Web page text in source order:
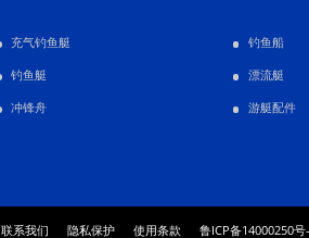
充气钓鱼艇
钓鱼艇
冲锋舟
钓鱼船
漂流艇
游艇配件
联系我们 隐私保护 使用条款 鲁ICP备14000250号